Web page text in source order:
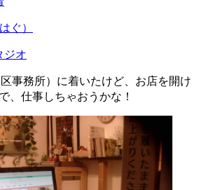
事務所）に着いたけど、お店を開け
、仕事しちゃおうかな！